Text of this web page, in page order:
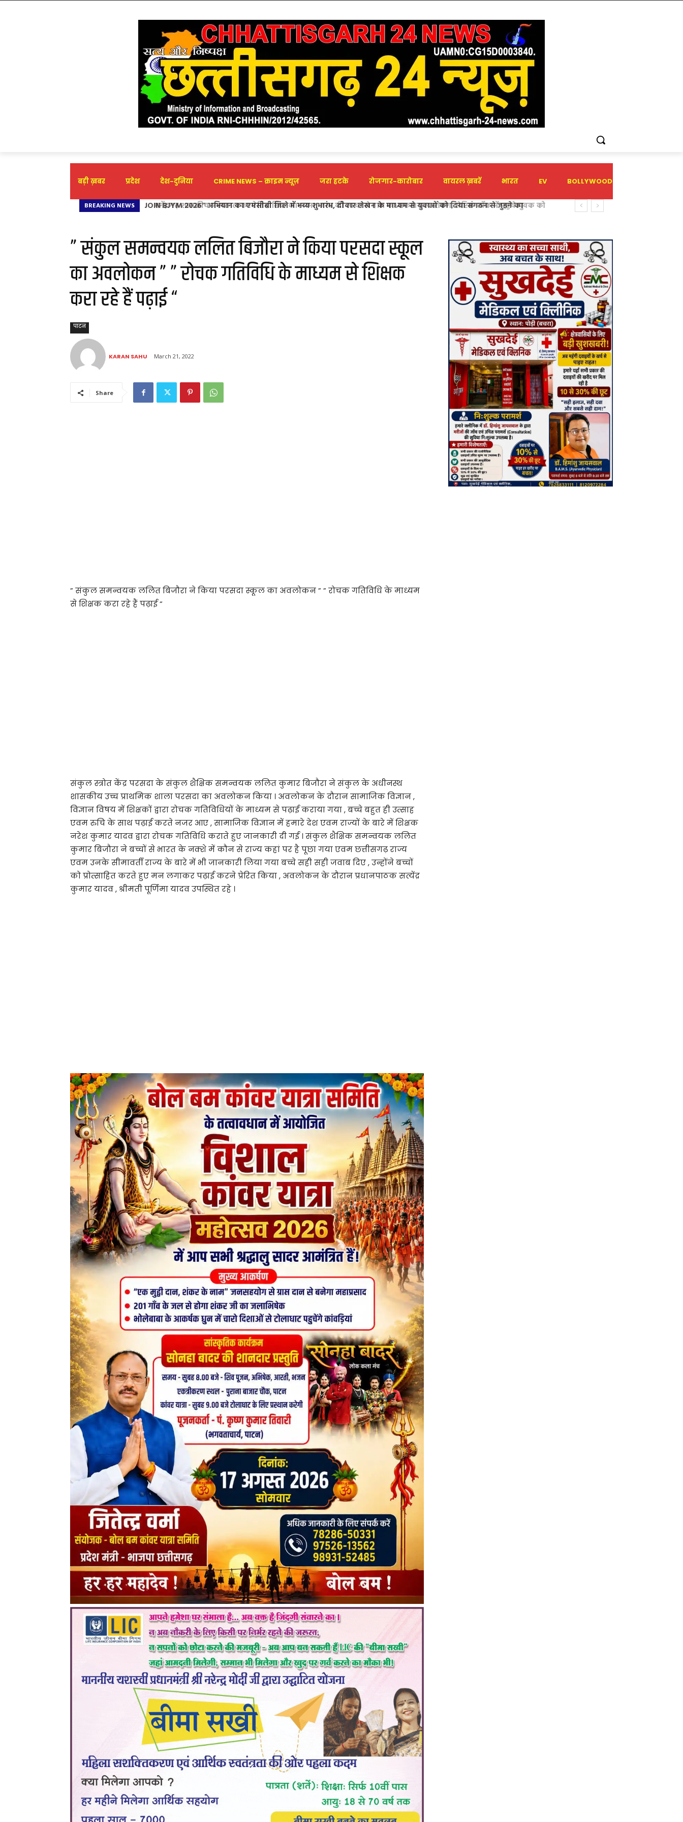
बड़ी ख़बर प्रदेश देश-दुनिया CRIME NEWS – क्राइम न्यूज़ जरा हटके रोजगार-कारोबार वायरल ख़बरें भारत EV BOLLYWOOD
BREAKING NEWS
मनेंद्रगढ़ शासकीय अस्पताल का ऐतिहासिक कारनामा: जांघ की त्वचा से हाथ का सफल प्रत्यारोपण, सेप्टिक शॉक में पहुंचे युवक को
” संकुल समन्वयक ललित बिजौरा ने किया परसदा स्कूल
का अवलोकन ” ” रोचक गतिविधि के माध्यम से शिक्षक
करा रहे हैं पढ़ाई “
पाटन
KARAN SAHU March 21, 2022
Share
” संकुल समन्वयक ललित बिजौरा ने किया परसदा स्कूल का अवलोकन ” ” रोचक गतिविधि के माध्यम
से शिक्षक करा रहे हैं पढ़ाई “
संकुल स्त्रोत केंद्र परसदा के संकुल शैक्षिक समन्वयक ललित कुमार बिजौरा ने संकुल के अधीनस्थ
शासकीय उच्च प्राथमिक शाला परसदा का अवलोकन किया । अवलोकन के दौरान सामाजिक विज्ञान ,
विज्ञान विषय में शिक्षकों द्वारा रोचक गतिविधियों के माध्यम से पढ़ाई कराया गया , बच्चे बहुत ही उत्साह
एवम रुचि के साथ पढ़ाई करते नजर आए , सामाजिक विज्ञान में हमारे देश एवम राज्यों के बारे में शिक्षक
नरेश कुमार यादव द्वारा रोचक गतिविधि कराते हुए जानकारी दी गई । संकुल शैक्षिक समन्वयक ललित
कुमार बिजौरा ने बच्चों से भारत के नक्शे में कौन से राज्य कहां पर है पूछा गया एवम छत्तीसगढ़ राज्य
एवम उनके सीमावर्ती राज्य के बारे में भी जानकारी लिया गया बच्चे सही सही जवाब दिए , उन्होंने बच्चों
को प्रोत्साहित करते हुए मन लगाकर पढ़ाई करने प्रेरित किया , अवलोकन के दौरान प्रधानपाठक सत्येंद्र
कुमार यादव , श्रीमती पूर्णिमा यादव उपस्थित रहे ।